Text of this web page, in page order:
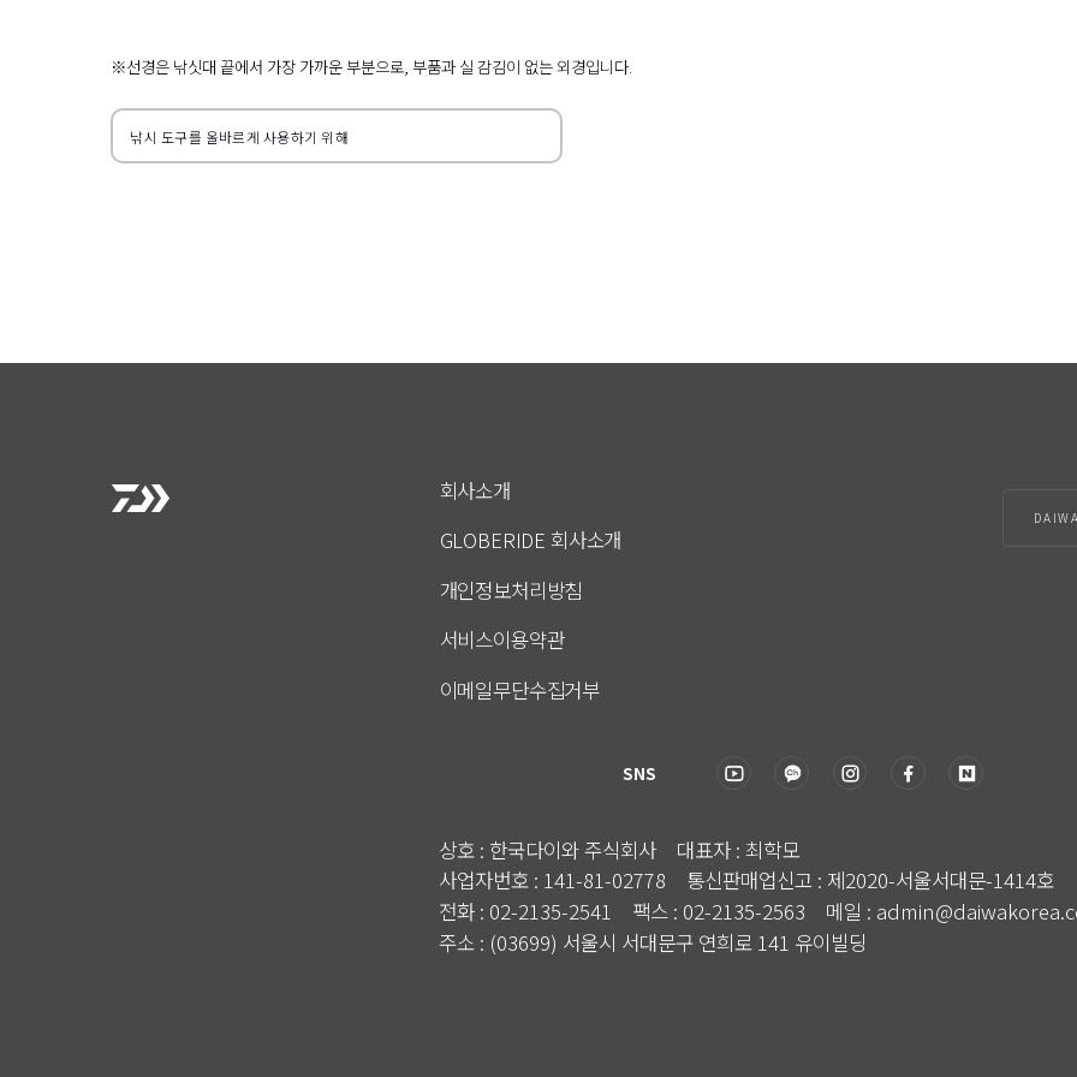
※선경은 낚싯대 끝에서 가장 가까운 부분으로, 부품과 실 감김이 없는 외경입니다.
낚시 도구를 올바르게 사용하기 위해
회사소개
GLOBERIDE 회사소개
개인정보처리방침
서비스이용약관
이메일무단수집거부
SNS
상호 : 한국다이와 주식회사 대표자 : 최학모
사업자번호 : 141-81-02778 통신판매업신고 : 제2020-서울서대문-1414호
전화 : 02-2135-2541 팩스 : 02-2135-2563 메일 :
주소 : (03699) 서울시 서대문구 연희로 141 유이빌딩